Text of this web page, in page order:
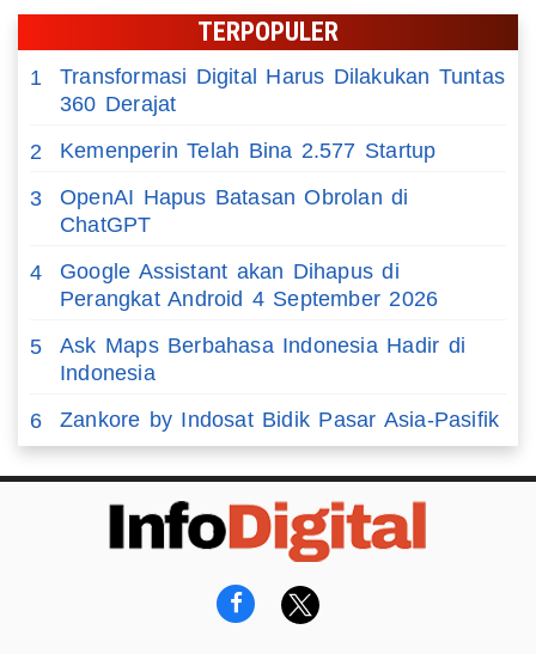
TERPOPULER
1
Transformasi Digital Harus Dilakukan Tuntas
360 Derajat
2
Kemenperin Telah Bina 2.577 Startup
3
OpenAI Hapus Batasan Obrolan di
ChatGPT
4
Google Assistant akan Dihapus di
Perangkat Android 4 September 2026
5
Ask Maps Berbahasa Indonesia Hadir di
Indonesia
6
Zankore by Indosat Bidik Pasar Asia-Pasifik